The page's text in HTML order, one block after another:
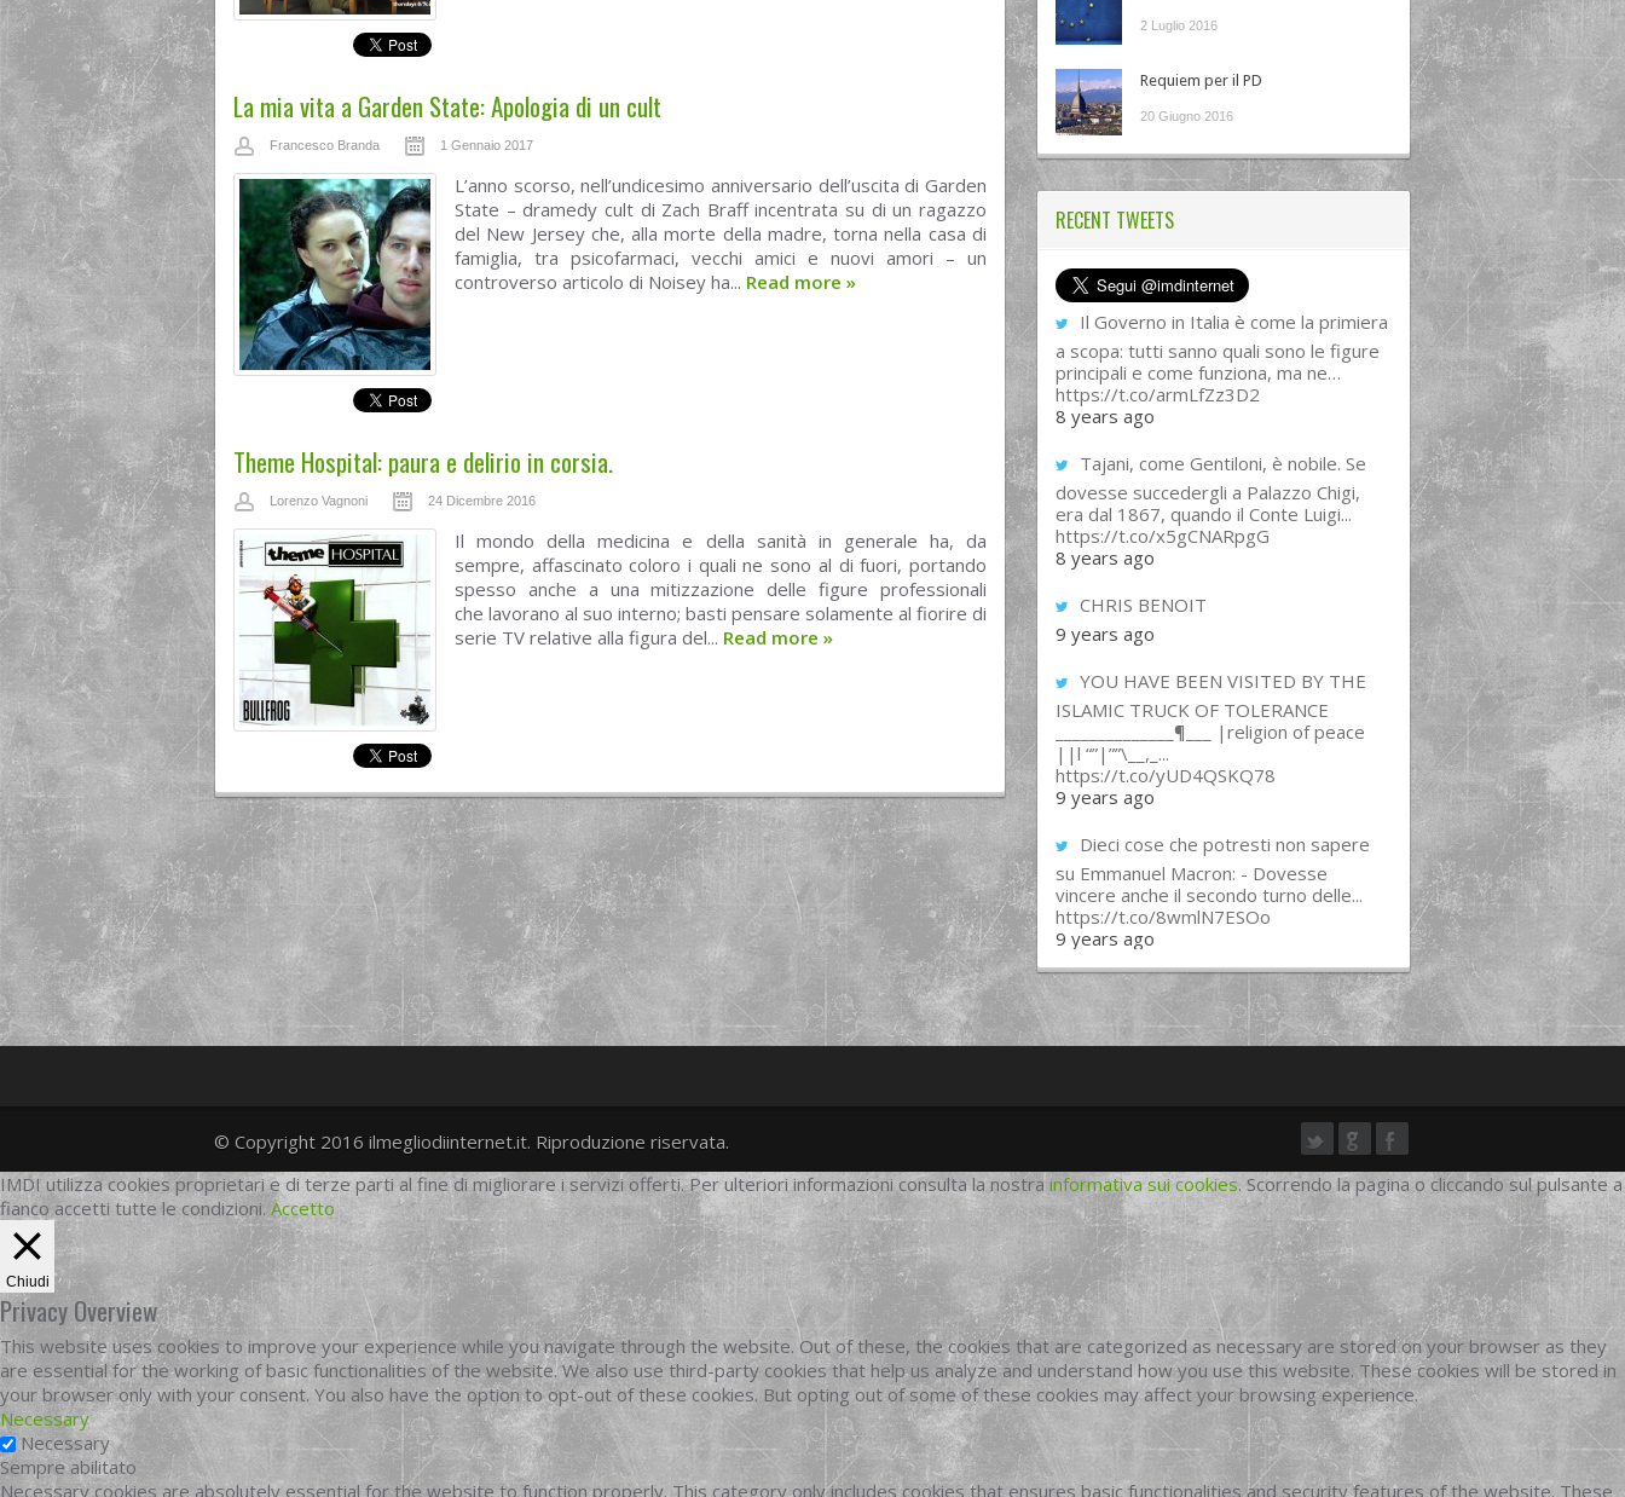
La mia vita a Garden State: Apologia di un cult
Francesco Branda 1 Gennaio 2017
L’anno scorso, nell’undicesimo anniversario dell’uscita di Garden
State – dramedy cult di Zach Braff incentrata su di un ragazzo
del New Jersey che, alla morte della madre, torna nella casa di
famiglia, tra psicofarmaci, vecchi amici e nuovi amori – un
controverso articolo di Noisey ha... Read more »
Theme Hospital: paura e delirio in corsia.
Lorenzo Vagnoni 24 Dicembre 2016
Il mondo della medicina e della sanità in generale ha, da
sempre, affascinato coloro i quali ne sono al di fuori, portando
spesso anche a una mitizzazione delle figure professionali
che lavorano al suo interno; basti pensare solamente al fiorire di
serie TV relative alla figura del... Read more »
2 Luglio 2016
Requiem per il PD
20 Giugno 2016
RECENT TWEETS
Il Governo in Italia è come la primiera
a scopa: tutti sanno quali sono le figure
principali e come funziona, ma ne…
https://t.co/armLfZz3D2
8 years ago
Tajani, come Gentiloni, è nobile. Se
dovesse succedergli a Palazzo Chigi,
era dal 1867, quando il Conte Luigi...
https://t.co/x5gCNARpgG
8 years ago
CHRIS BENOIT
9 years ago
YOU HAVE BEEN VISITED BY THE
ISLAMIC TRUCK OF TOLERANCE
______________¶___ |religion of peace
||l “”|””\__,_...
https://t.co/yUD4QSKQ78
9 years ago
Dieci cose che potresti non sapere
su Emmanuel Macron: - Dovesse
vincere anche il secondo turno delle...
https://t.co/8wmlN7ESOo
9 years ago
twittergoogleplus
facebook
© Copyright 2016 ilmegliodiinternet.it. Riproduzione riservata.
IMDI utilizza cookies proprietari e di terze parti al fine di migliorare i servizi offerti. Per ulteriori informazioni consulta la nostra informativa sui cookies. Scorrendo la pagina o cliccando sul pulsante a
fianco accetti tutte le condizioni. Accetto
Chiudi
Privacy Overview
This website uses cookies to improve your experience while you navigate through the website. Out of these, the cookies that are categorized as necessary are stored on your browser as they
are essential for the working of basic functionalities of the website. We also use third-party cookies that help us analyze and understand how you use this website. These cookies will be stored in
your browser only with your consent. You also have the option to opt-out of these cookies. But opting out of some of these cookies may affect your browsing experience.
Necessary
Necessary
Sempre abilitato
Necessary cookies are absolutely essential for the website to function properly. This category only includes cookies that ensures basic functionalities and security features of the website. These